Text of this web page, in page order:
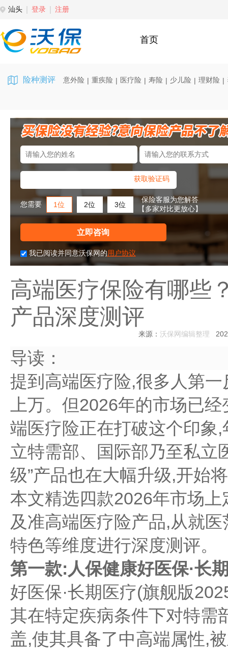
汕头 登录 注册
首页
险种测评 意外险 | 重疾险 | 医疗险 | 寿险 | 少儿险 | 理财险 |
获取验证码
您需要 1位 2位 3位
保险客服为您解答
【多家对比更放心】
立即咨询
我已阅读并同意沃保网的用户协议
高端医疗保险有哪些
产品深度测评
来源： 沃保网编辑整理
导读：
提到高端医疗险,很多人第
上万。但2026年的市场已
端医疗险正在打破这个印象
立特需部、国际部乃至私立
级”产品也在大幅升级,开始
本文精选四款2026年市场
及准高端医疗险产品,从就
特色等维度进行深度测评。
第一款:人保健康好医保·长
好医保·长期医疗(旗舰版
其在特定疾病条件下对特需
盖,使其具备了中高端属性,